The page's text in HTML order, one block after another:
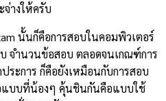
างให้ครับ
นั้นก็คือการสอบในคอมพิวเตอร์
จำนวนข้อสอบ ตลอดจนเกณฑ์การ
ะการ ก็คือยังเหมือนกับการสอบ
แบบที่น้องๆ คุ้นชินกันคือแบบใช้